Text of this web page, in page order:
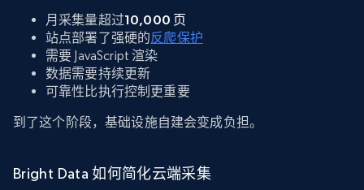
月采集量超过10,000 页
站点部署了强硬的反爬保护
需要 JavaScript 渲染
数据需要持续更新
可靠性比执行控制更重要
到了这个阶段，基础设施自建会变成负担。
Bright Data 如何简化云端采集